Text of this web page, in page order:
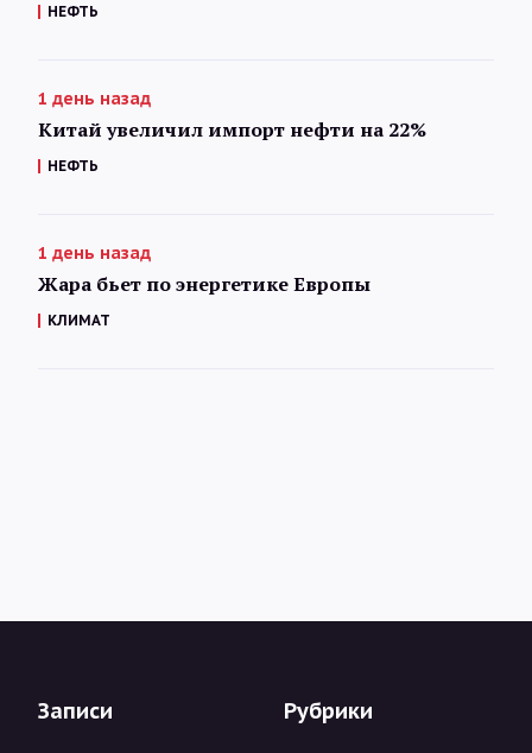
НЕФТЬ
1 день назад
Китай увеличил импорт нефти на 22%
НЕФТЬ
1 день назад
Жара бьет по энергетике Европы
КЛИМАТ
Записи Рубрики